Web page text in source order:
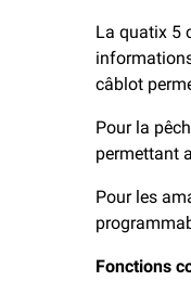
La quatix 5
câblot
Pour la
permettant
Pour les
Fonctions